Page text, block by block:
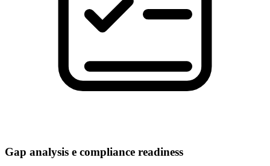
Gap analysis e compliance readiness